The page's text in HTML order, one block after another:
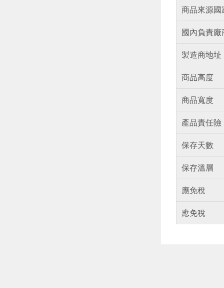
商品來源國
國內負責
製造商地址
商品高度
商品寬度
產品責任險
保存天數
保存溫層
應免稅
應免稅